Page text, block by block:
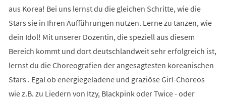
aus Korea! Bei uns lernst du die gleichen Schritte, wie die
Stars sie in Ihren Aufführungen nutzen. Lerne zu tanzen, wie
dein Idol! Mit unserer Dozentin, die speziell aus diesem
Bereich kommt und dort deutschlandweit sehr erfolgreich ist,
lernst du die Choreografien der angesagtesten koreanischen
Stars . Egal ob energiegeladene und graziöse Girl-Choreos
wie z.B. zu Liedern von Itzy, Blackpink oder Twice - oder